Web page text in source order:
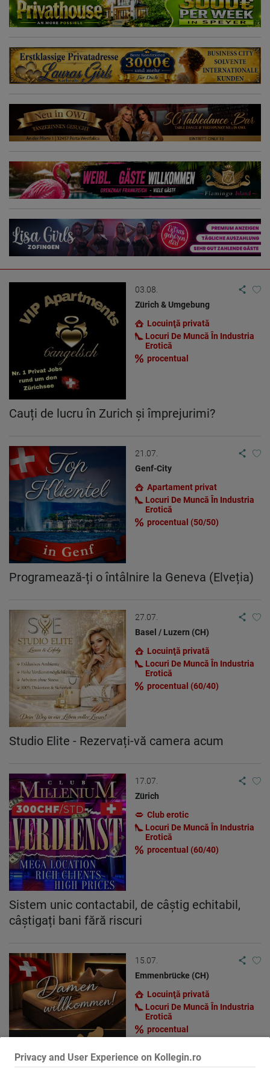
Privacy and User Experience on Kollegin.ro
renumit, cu cele mai exclusive și rafinate facilități. Cu o altă filială în
Elveția. O clientelă numeroasă și exclusivistă, precum și un
marketing excepțional, cu o prezență publicitară uriașă și ani de
experiență în programarea întâlnirilor și publicitate, vă așteaptă.
Doriți să beneficiați de tradiția, consecvența și experiența noastră în
sectorul BDSM de înaltă clasă? Atunci contactați-ne! NOTĂ: Trebuie
să fiți de încredere, dornici să învățați și să aveți un aspect îngrijit și
atractiv.
03.08.
Zürich & Umgebung
Locuinţă privată
Locuri De Muncă În Industria
Erotică
procentual
Cauți de lucru în Zurich și împrejurimi?
21.07.
Genf-City
Apartament privat
Locuri De Muncă În Industria
Erotică
procentual (50/50)
Programează-ți o întâlnire la Geneva (Elveția)
27.07.
Basel / Luzern (CH)
Locuinţă privată
Locuri De Muncă În Industria
Erotică
procentual (60/40)
Studio Elite - Rezervați-vă camera acum
17.07.
Zürich
Club erotic
Locuri De Muncă În Industria
Erotică
procentual (60/40)
Sistem unic contactabil, de câștig echitabil,
câștigați bani fără riscuri
15.07.
Emmenbrücke (CH)
Locuinţă privată
Locuri De Muncă În Industria
Erotică
procentual